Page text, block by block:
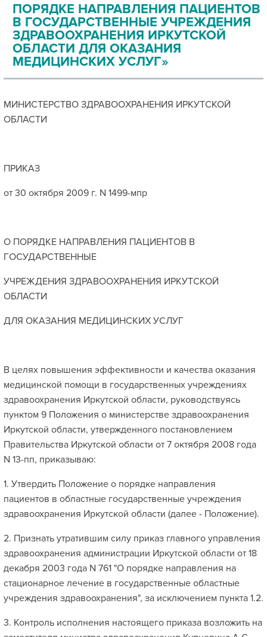
ПОРЯДКЕ НАПРАВЛЕНИЯ ПАЦИЕНТОВ
В ГОСУДАРСТВЕННЫЕ УЧРЕЖДЕНИЯ
ЗДРАВООХРАНЕНИЯ ИРКУТСКОЙ
ОБЛАСТИ ДЛЯ ОКАЗАНИЯ
МЕДИЦИНСКИХ УСЛУГ»
МИНИСТЕРСТВО ЗДРАВООХРАНЕНИЯ ИРКУТСКОЙ
ОБЛАСТИ
ПРИКАЗ
от 30 октября 2009 г. N 1499-мпр
О ПОРЯДКЕ НАПРАВЛЕНИЯ ПАЦИЕНТОВ В
ГОСУДАРСТВЕННЫЕ
УЧРЕЖДЕНИЯ ЗДРАВООХРАНЕНИЯ ИРКУТСКОЙ
ОБЛАСТИ
ДЛЯ ОКАЗАНИЯ МЕДИЦИНСКИХ УСЛУГ
В целях повышения эффективности и качества оказания
медицинской помощи в государственных учреждениях
здравоохранения Иркутской области, руководствуясь
пунктом 9 Положения о министерстве здравоохранения
Иркутской области, утвержденного постановлением
Правительства Иркутской области от 7 октября 2008 года
N 13-пп, приказываю:
1. Утвердить Положение о порядке направления
пациентов в областные государственные учреждения
здравоохранения Иркутской области (далее - Положение).
2. Признать утратившим силу приказ главного управления
здравоохранения администрации Иркутской области от 18
декабря 2003 года N 761 "О порядке направления на
стационарное лечение в государственные областные
учреждения здравоохранения", за исключением пункта 1.2.
3. Контроль исполнения настоящего приказа возложить на